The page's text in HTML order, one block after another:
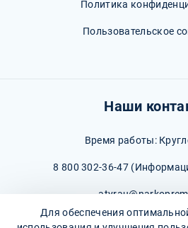
Политика
Пользовательское
Наши
Время работы:
8 800 302-36-47
Для обеспечения